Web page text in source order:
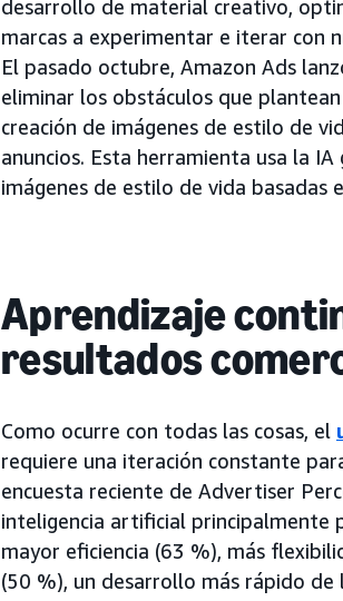
desarrollo de material creativo,
marcas a experimentar e iterar con
El pasado octubre, Amazon Ads
eliminar los obstáculos que
creación de imágenes de estilo de
anuncios. Esta herramienta usa la
imágenes de estilo de vida basadas
Aprendizaje
resultados
Como ocurre con todas las cosas, el
requiere una iteración constante
encuesta reciente de Advertiser
inteligencia artificial principalmente
mayor eficiencia (63 %), más
(50 %), un desarrollo más rápido